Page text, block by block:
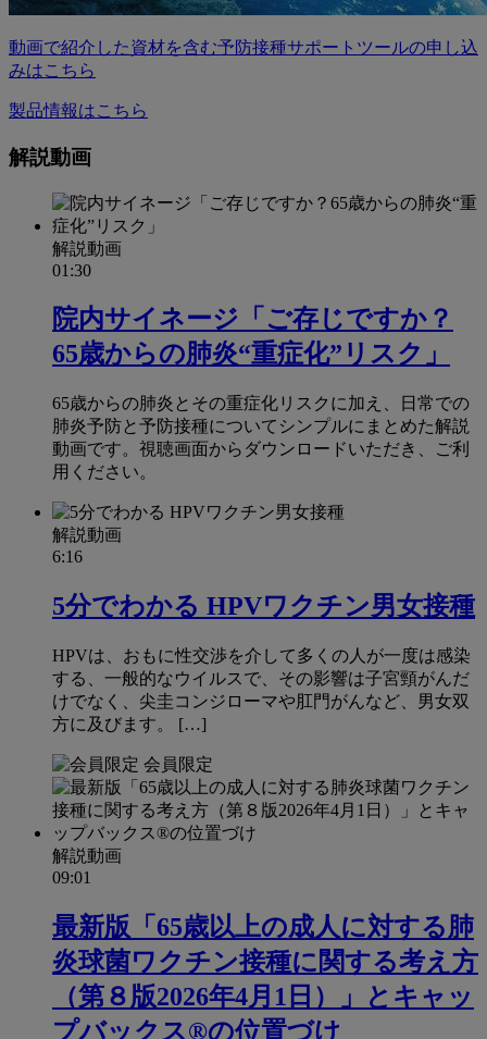
動画で紹介した資材を含む予防接種サポートツールの申し込
みはこちら
製品情報はこちら
解説動画
解説動画
01:30
院内サイネージ「ご存じですか？
65歳からの肺炎“重症化”リスク」
65歳からの肺炎とその重症化リスクに加え、日常での
肺炎予防と予防接種についてシンプルにまとめた解説
動画です。視聴画面からダウンロードいただき、ご利
用ください。
解説動画
6:16
5分でわかる HPVワクチン男女接種
HPVは、おもに性交渉を介して多くの人が一度は感染
する、一般的なウイルスで、その影響は子宮頸がんだ
けでなく、尖圭コンジローマや肛門がんなど、男女双
方に及びます。 […]
会員限定
解説動画
09:01
最新版「65歳以上の成人に対する肺
炎球菌ワクチン接種に関する考え方
（第８版2026年4月1日）」とキャッ
プバックス®の位置づけ